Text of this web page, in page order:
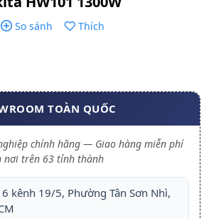
So sánh
Thích
TOÀN QUỐC
chính hãng — Giao hàng miễn phí
nơi trên 63 tỉnh thành
6 kênh 19/5, Phường Tân Sơn Nhì,